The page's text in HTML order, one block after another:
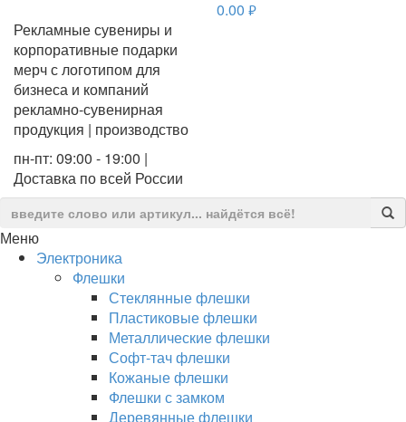
Рекламные сувениры и
корпоративные подарки
мерч с логотипом для
бизнеса и компаний
рекламно-сувенирная
продукция | производство
пн-пт: 09:00 - 19:00 |
Доставка по всей России
0.00 руб.
Меню
Электроника
Флешки
Стеклянные флешки
Пластиковые флешки
Металлические флешки
Софт-тач флешки
Кожаные флешки
Флешки с замком
Деревянные флешки